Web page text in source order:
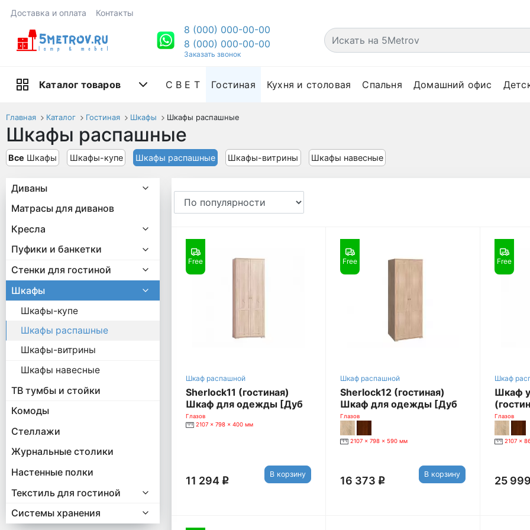
Доставка и оплата Контакты
8 (000) 000-00-00
8 (000) 000-00-00
Заказать звонок
Каталог товаров С В Е Т Гостиная Кухня и столовая Спальня Домашний офис
Главная Каталог Гостиная Шкафы Шкафы распашные
Шкафы распашные
Все Шкафы Шкафы-купе Шкафы распашные Шкафы-витрины Шкафы навесные
Free
Шкаф распашной
Sherlock11 (гостиная)
Шкаф для одежды [Дуб
Сонома]
Глазов
2107 x 798 x 400 мм
11 294 q
В корзину
Free
Шкаф распашной
Sherlock12 (гостиная)
Шкаф для одежды [Дуб
Сонома]
Глазов
2107 x 798 x 590 мм
16 373 q
В корзину
Free
Шкаф
Шкаф
дуб
Глазов
2107 x
25
Диваны
Матрасы для диванов
Кресла
Пуфики и банкетки
Стенки для гостиной
Шкафы
Шкафы-купе
Шкафы распашные
Шкафы-витрины
Шкафы навесные
ТВ тумбы и стойки
Комоды
Стеллажи
Журнальные столики
Настенные полки
Текстиль для гостиной
Системы хранения